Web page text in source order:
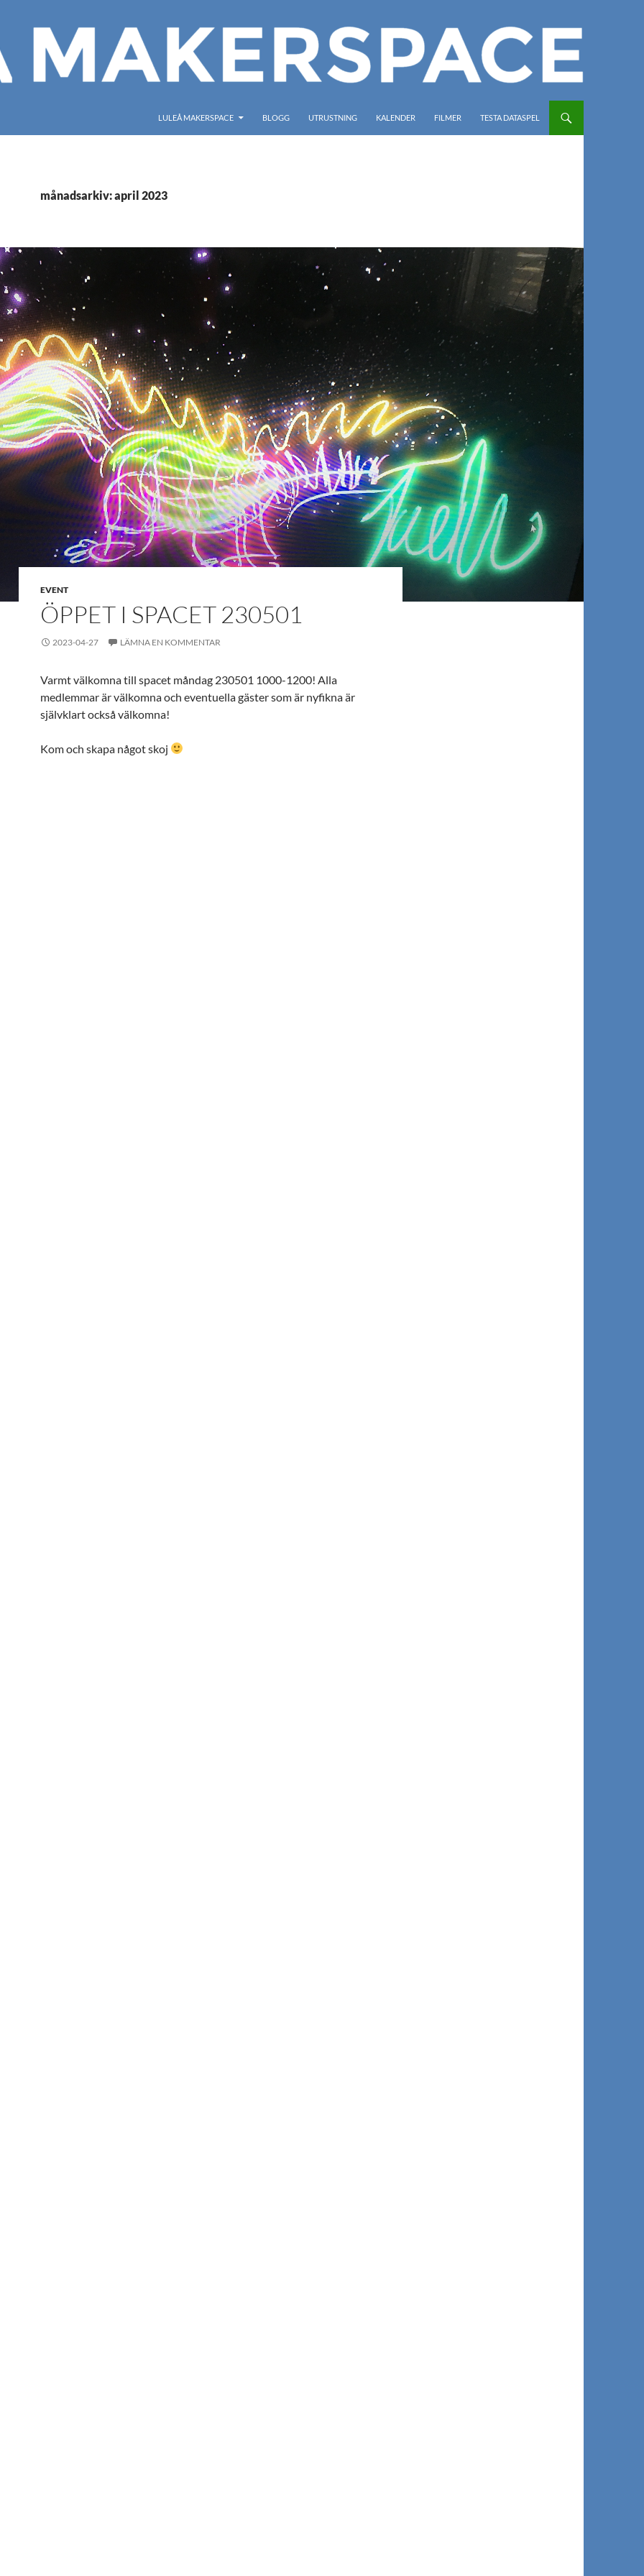
LULEÅ MAKERSPACE BLOGG UTRUSTNING KALENDER FILMER TESTA DATASPEL
månadsarkiv: april 2023
EVENT
ÖPPET I SPACET 230501
2023-04-27 LÄMNA EN KOMMENTAR
Varmt välkomna till spacet måndag 230501 1000-1200! Alla
medlemmar är välkomna och eventuella gäster som är nyfikna är
självklart också välkomna!
Kom och skapa något skoj